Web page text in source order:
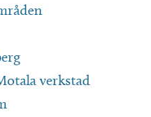
verkstad